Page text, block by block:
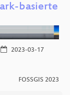
basierte
2023-03-17
FOSSGIS 2023